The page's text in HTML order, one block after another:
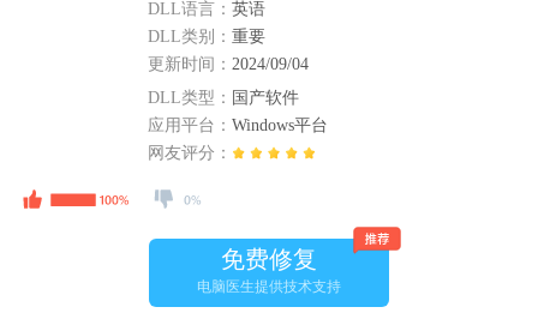
DLL语言： 英语
DLL类别： 重要
更新时间： 2024/09/04
DLL类型： 国产软件
应用平台： Windows平台
网友评分：
免费修复
电脑医生提供技术支持